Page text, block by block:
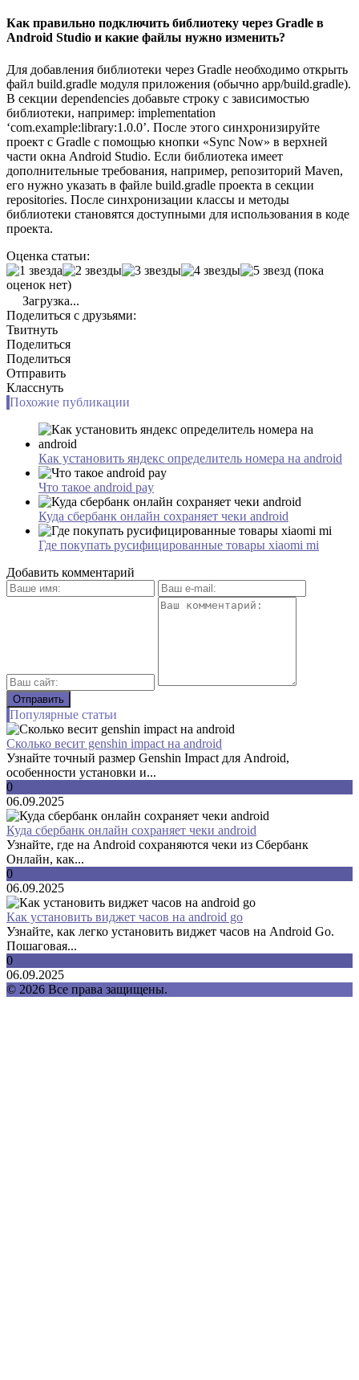
Как правильно подключить библиотеку через Gradle в
Android Studio и какие файлы нужно изменить?
Для добавления библиотеки через Gradle необходимо открыть
файл build.gradle модуля приложения (обычно app/build.gradle).
В секции dependencies добавьте строку с зависимостью
библиотеки, например: implementation
‘com.example:library:1.0.0’. После этого синхронизируйте
проект с Gradle с помощью кнопки «Sync Now» в верхней
части окна Android Studio. Если библиотека имеет
дополнительные требования, например, репозиторий Maven,
его нужно указать в файле build.gradle проекта в секции
repositories. После синхронизации классы и методы
библиотеки становятся доступными для использования в коде
проекта.
Оценка статьи:
(пока
оценок нет)
Загрузка...
Поделиться с друзьями:
Твитнуть
Поделиться
Поделиться
Отправить
Класснуть
Похожие публикации
Как установить яндекс определитель номера на android
Что такое android pay
Куда сбербанк онлайн сохраняет чеки android
Где покупать русифицированные товары xiaomi mi
Добавить комментарий
Популярные статьи
Сколько весит genshin impact на android
Узнайте точный размер Genshin Impact для Android,
особенности установки и...
0
06.09.2025
Куда сбербанк онлайн сохраняет чеки android
Узнайте, где на Android сохраняются чеки из Сбербанк
Онлайн, как...
0
06.09.2025
Как установить виджет часов на android go
Узнайте, как легко установить виджет часов на Android Go.
Пошаговая...
0
06.09.2025
© 2026 Все права защищены.